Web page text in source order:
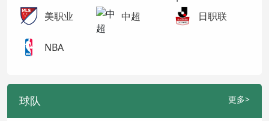
美职业 中超 日职联
NBA
球队 更多>